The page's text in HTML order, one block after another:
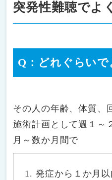
突発性難聴でよ
Q：どれぐらい
その人の年齢、体質、
施術計画として週１～
月～数か月間で
発症から１か月以